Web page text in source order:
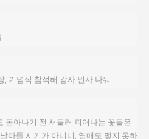
, 기념식 참석해 감사 인사 나눠
돋아나기 전 서둘러 피어나는 꽃들은
아들 시기가 아니니, 열매도 맺지 못하